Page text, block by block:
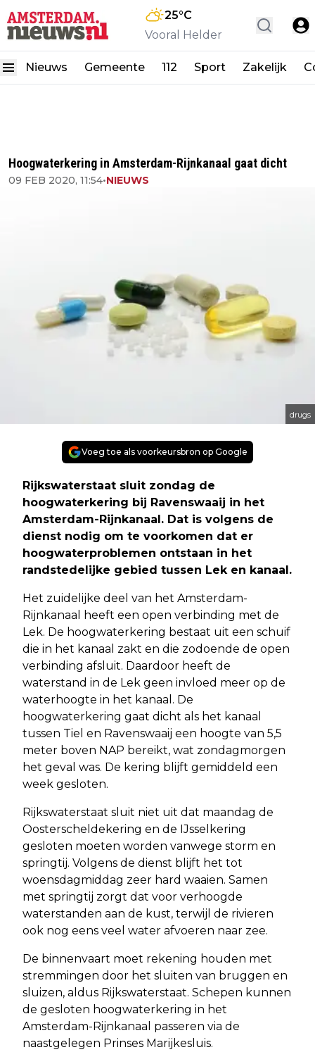
25°C
Vooral Helder
Nieuws Gemeente 112 Sport Zakelijk
Hoogwaterkering in Amsterdam-Rijnkanaal gaat dicht
09 FEB 2020, 11:54•NIEUWS
drugs
Voeg toe als voorkeursbron op Google
Rijkswaterstaat sluit zondag de
hoogwaterkering bij Ravenswaaij in het
Amsterdam-Rijnkanaal. Dat is volgens de
dienst nodig om te voorkomen dat er
hoogwaterproblemen ontstaan in het
randstedelijke gebied tussen Lek en kanaal.
Het zuidelijke deel van het Amsterdam-
Rijnkanaal heeft een open verbinding met de
Lek. De hoogwaterkering bestaat uit een schuif
die in het kanaal zakt en die zodoende de open
verbinding afsluit. Daardoor heeft de
waterstand in de Lek geen invloed meer op de
waterhoogte in het kanaal. De
hoogwaterkering gaat dicht als het kanaal
tussen Tiel en Ravenswaaij een hoogte van 5,5
meter boven NAP bereikt, wat zondagmorgen
het geval was. De kering blijft gemiddeld een
week gesloten.
Rijkswaterstaat sluit niet uit dat maandag de
Oosterscheldekering en de IJsselkering
gesloten moeten worden vanwege storm en
springtij. Volgens de dienst blijft het tot
woensdagmiddag zeer hard waaien. Samen
met springtij zorgt dat voor verhoogde
waterstanden aan de kust, terwijl de rivieren
ook nog eens veel water afvoeren naar zee.
De binnenvaart moet rekening houden met
stremmingen door het sluiten van bruggen en
sluizen, aldus Rijkswaterstaat. Schepen kunnen
de gesloten hoogwaterkering in het
Amsterdam-Rijnkanaal passeren via de
naastgelegen Prinses Marijkesluis.